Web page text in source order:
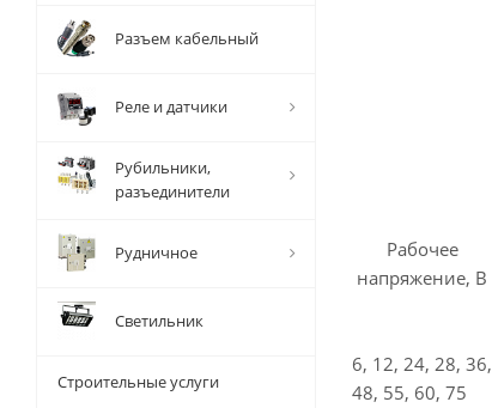
Рабочее
напряжение, В
6, 12, 24, 28, 36,
48, 55, 60, 75
Разъем кабельный
Реле и датчики
Рубильники,
разъединители
Рудничное
Светильник
Строительные услуги